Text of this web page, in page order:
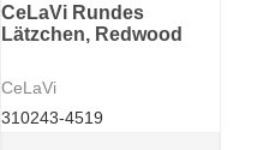
CeLaVi Rundes
Lätzchen, Redwood
CeLaVi
310243-4519